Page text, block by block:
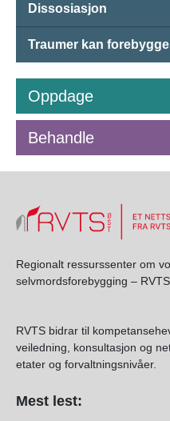
Dissosiasjon
Traumer kan
Oppdage
Behandle
Regionalt ressurssenter om
selvmordsforebygging –
RVTS bidrar til
veiledning, konsultasjon og
etater og forvaltningsnivåer.
Mest lest: